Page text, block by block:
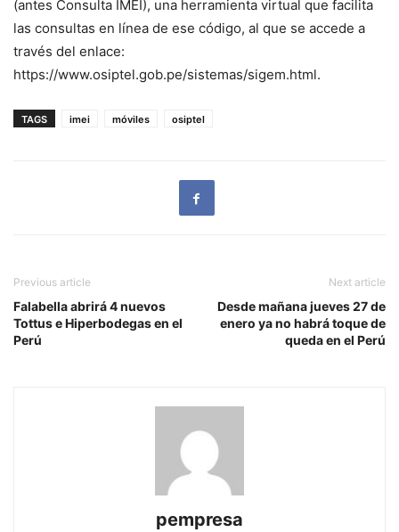
(antes Consulta IMEI), una herramienta virtual que facilita
las consultas en línea de ese código, al que se accede a
través del enlace:
https://www.osiptel.gob.pe/sistemas/sigem.html.
TAGS imei móviles osiptel
Previous article
Falabella abrirá 4 nuevos
Tottus e Hiperbodegas en el
Perú
Next article
Desde mañana jueves 27 de
enero ya no habrá toque de
queda en el Perú
pempresa